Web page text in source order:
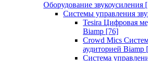
Оборудование звукоусиления
Системы управления
Tesira Цифровая
Biamp [76]
Crowd Mics
аудиторией Biamp
Система